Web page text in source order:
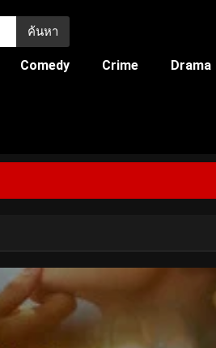
ค้นหา
Comedy Crime Drama